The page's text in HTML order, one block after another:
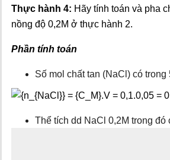
Thực hành 4: Hãy tính toán và pha
nồng độ 0,2M ở thực hành 2.
Phần tính toán
Số mol chất tan (NaCl) có
Thể tích dd NaCl 0,2M trong